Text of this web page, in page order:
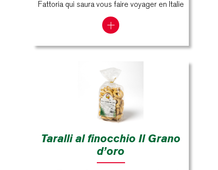
Fattoria qui saura vous faire voyager en Italie
Taralli al finocchio Il Grano
d’oro